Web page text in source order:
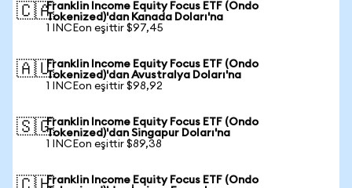
🇨🇦Franklin Income Equity Focus ETF (Ondo
Tokenized)'dan Kanada Doları'na
1 INCEon eşittir $97,45
🇦🇺Franklin Income Equity Focus ETF (Ondo
Tokenized)'dan Avustralya Doları'na
1 INCEon eşittir $98,92
🇸🇬Franklin Income Equity Focus ETF (Ondo
Tokenized)'dan Singapur Doları'na
1 INCEon eşittir $89,38
Franklin Income Equity Focus ETF (Ondo